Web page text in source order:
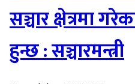
सञ्चार क्षेत्रमा
हुन्छ : सञ्चारमन्त्री